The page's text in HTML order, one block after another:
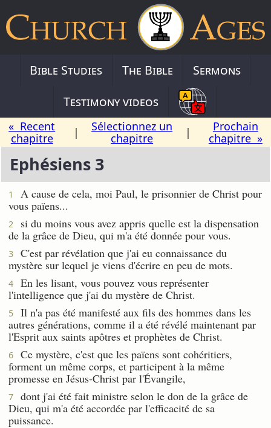
Bible Studies The Bible
Sermons
Testimony videos
« Recent
chapitre
|
Sélectionnez un
chapitre
|
Prochain
chapitre »
Ephésiens 3
1
A cause de cela, moi Paul, le prisonnier de Christ pour
vous païens...
2
si du moins vous avez appris quelle est la dispensation
de la grâce de Dieu, qui m'a été donnée pour vous.
3
C'est par révélation que j'ai eu connaissance du
mystère sur lequel je viens d'écrire en peu de mots.
4
En les lisant, vous pouvez vous représenter
l'intelligence que j'ai du mystère de Christ.
5
Il n'a pas été manifesté aux fils des hommes dans les
autres générations, comme il a été révélé maintenant par
l'Esprit aux saints apôtres et prophètes de Christ.
6
Ce mystère, c'est que les païens sont cohéritiers,
forment un même corps, et participent à la même
promesse en Jésus-Christ par l'Évangile,
7
dont j'ai été fait ministre selon le don de la grâce de
Dieu, qui m'a été accordée par l'efficacité de sa
puissance.